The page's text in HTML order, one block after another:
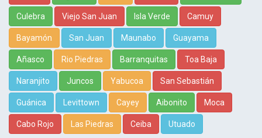
Culebra Viejo San Juan Isla Verde Camuy
Bayamón San Juan Maunabo Guayama
Añasco Rio Piedras Barranquitas Toa Baja
Naranjito Juncos Yabucoa San Sebastián
Guánica Levittown Cayey Aibonito Moca
Cabo Rojo Las Piedras Ceiba Utuado